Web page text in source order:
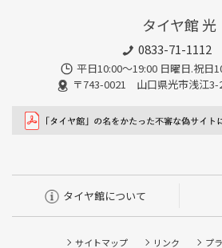
タイヤ館 光
0833-71-1112
平日10:00〜19:00 日曜日.祝日
〒743-0021 山口県光市浅江3-
タイヤ館について
サイトマップ リンク プ